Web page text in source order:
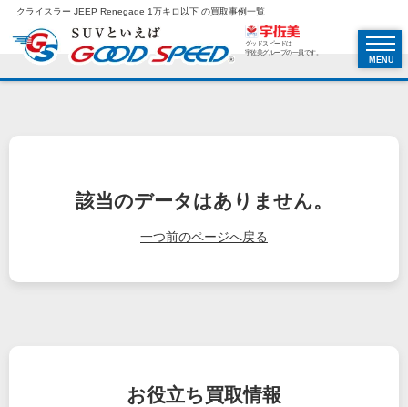
クライスラー JEEP Renegade 1万キロ以下 の買取事例一覧
グッドスピードは
宇佐美グループの一員です。
MENU
該当のデータはありません。
一つ前のページへ戻る
お役立ち 買取情報